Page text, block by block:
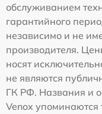
обслуживанием
гарантийного
независимо и не
производителя.
носят
не являются
ГК РФ. Названия и
Venox